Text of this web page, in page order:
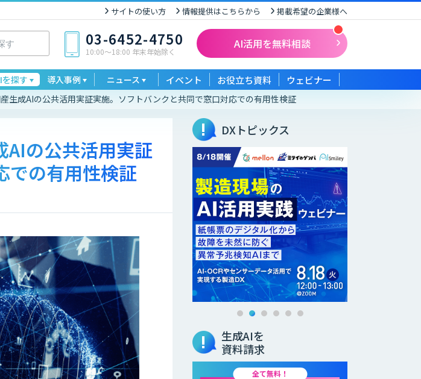
サイトの使い方 情報提供はこちらから 掲載希望の企業様へ
03-6452-4750
10:00〜18:00 年末年始除く
AI活用を無料相談
探す 導入事例 ニュース イベント お役立ち資料 ウェビナー
生成AIの公共活用実証実施。ソフトバンクと共同で窓口対応での有用性検証
AIの公共活用実証
での有用性検証
DXトピックス
生成AIを
資料請求
全て無料！